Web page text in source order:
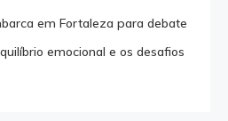
em Fortaleza para debate
emocional e os desafios